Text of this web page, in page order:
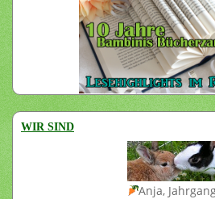
WIR SIND
Anja, Jahrgang